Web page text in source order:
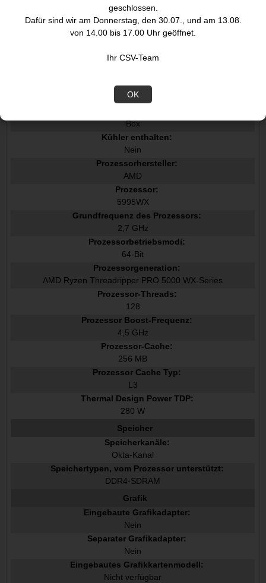
geschlossen.
Dafür sind wir am Donnerstag, den 30.07., und am 13.08.
von 14.00 bis 17.00 Uhr geöffnet.
Ihr CSV-Team
OK
Prozessorfamilie:
AMD Ryzen Threadripper PRO
Anzahl Prozessorkerne:
Prozessorsockel:
Prozessor Lithografie:
7 nm
Box
Kühler enthalten:
Nein
Prozessorhersteller:
AMD
Prozessor:
5995WX
Grundfrequenz des Prozessors:
2,7 GHz
Prozessorbetriebsmodi:
64-Bit
Prozessorgeneration:
AMD Ryzen Threadripper PRO 5000 WX-Series
Prozessor-Threads:
128
Prozessor Boost-Frequenz:
4,5 GHz
Prozessor-Cache:
256 MB
Prozessor Cache Typ:
L3
Thermal Design Power TDP:
280 W
Speicher
Speicherkanäle:
Okta-Kanal
Speichertypen, vom Prozessor unterstützt:
DDR4-SDRAM
Grafik
Eingebaute Grafikadapter:
Nein
Separater Grafikadapter:
Nein
Eingebautes Grafikkartenmodell:
Nicht verfügbar